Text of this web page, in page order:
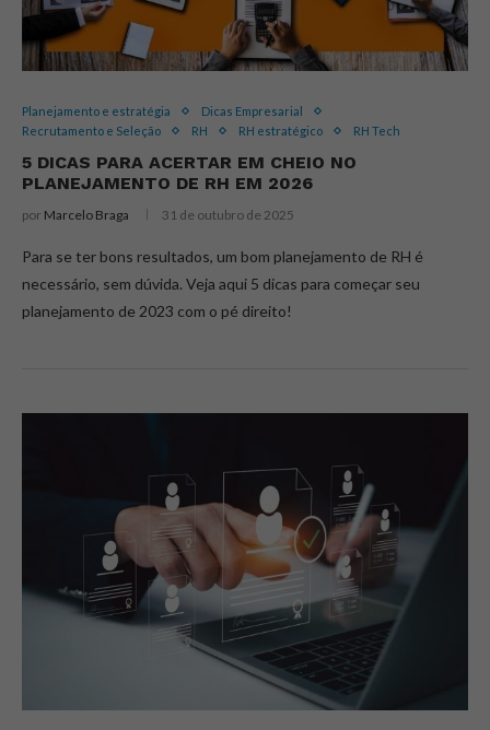
Planejamento e estratégia
Dicas Empresarial
Recrutamento e Seleção
RH RH estratégico RH Tech
5 DICAS PARA ACERTAR EM CHEIO NO
PLANEJAMENTO DE RH EM 2026
por Marcelo Braga 31 de outubro de 2025
Para se ter bons resultados, um bom planejamento de RH é
necessário, sem dúvida. Veja aqui 5 dicas para começar seu
planejamento de 2023 com o pé direito!